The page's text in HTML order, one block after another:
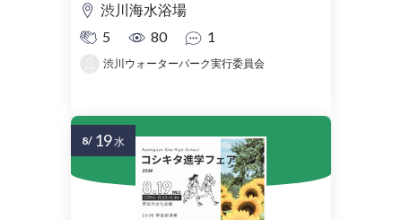
渋川海水浴場
5
80 1
渋川ウォーターパーク実行委員会
8/ 19水